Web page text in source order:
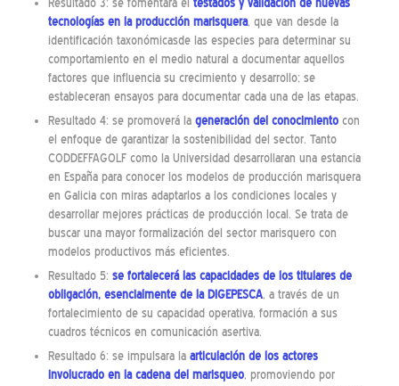
Resultado 3: se fomentará el testados y validación de nuevas
tecnologías en la producción marisquera, que van desde la
identificación taxonómicasde las especies para determinar su
comportamiento en el medio natural a documentar aquellos
factores que influencia su crecimiento y desarrollo; se
estableceran ensayos para documentar cada una de las etapas.
Resultado 4: se promoverá la generación del conocimientocon
el enfoque de garantizar la sostenibilidad del sector. Tanto
CODDEFFAGOLF como la Universidad desarrollaran una estancia
en España para conocer los modelos de producción marisquera
en Galicia con miras adaptarlos a los condiciones locales y
desarrollar mejores prácticas de producción local. Se trata de
buscar una mayor formalización del sector marisquero con
modelos productivos más eficientes.
Resultado 5: se fortalecerá las capacidades de los titulares de
obligación, esencialmente de la DIGEPESCA, a través de un
fortalecimiento de su capacidad operativa, formación a sus
cuadros técnicos en comunicación asertiva.
Resultado 6: se impulsara la articulación de los actores
involucrado en la cadena del marisqueo, promoviendo por